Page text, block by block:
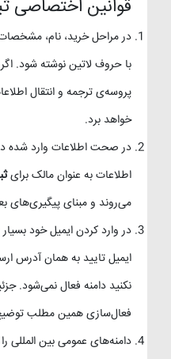
قوانین اختصاصی
در مراحل خرید، نام،
با حروف لاتین نوشته شود.
پروسه‌ی ترجمه و انتقال
خواهد برد.
در صحت اطلاعات وارد شده
اطلاعات به عنوان مالک برای
می‌روند و مبنای پیگیری‌های
در وارد کردن ایمیل خود
ایمیل تایید به همان آدرس
نکنید دامنه فعال نمی‌شود.
فعال‌سازی همین مطلب
دامنه‌های عمومی بین المللی